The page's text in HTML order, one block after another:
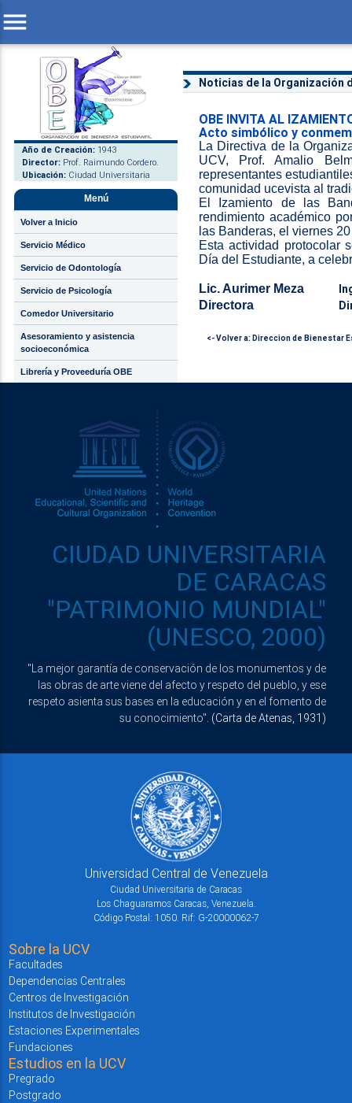
menu
Año de Creación: 1943
Director: Prof. Raimundo Cordero.
Ubicación: Ciudad Universitaria
Menú
Volver a Inicio
Servicio Médico
Servicio de Odontología
Servicio de Psicología
Comedor Universitario
Asesoramiento y asistencia
socioeconómica
Librería y Proveeduría OBE
Noticias de la Organización
OBE INVITA AL
Acto simbólico y
La Directiva de la
UCV, Prof. Amalio
representantes
comunidad ucevista al
El Izamiento de las
rendimiento académico
las Banderas, el viernes
Esta actividad protocolar
Día del Estudiante, a
Lic. Aurimer Meza Ing.
Directora
<- Volver a: Direccion de Bienestar
CIUDAD UNIVERSITARIA
DE CARACAS
"PATRIMONIO MUNDIAL"
(UNESCO, 2000)
"La mejor garantía de conservación de los monumentos y de
las obras de arte viene del afecto y respeto del pueblo, y ese
respeto asienta sus bases en la educación y en el fomento de
su conocimiento". (Carta de Atenas, 1931)
Universidad Central de Venezuela
Ciudad Universitaria de Caracas
Los Chaguaramos Caracas, Venezuela.
Código Postal: 1050. Rif: G-20000062-7
Sobre la UCV
Facultades
Dependencias Centrales
Centros de Investigación
Institutos de Investigación
Estaciones Experimentales
Fundaciones
Estudios en la UCV
Pregrado
Postgrado